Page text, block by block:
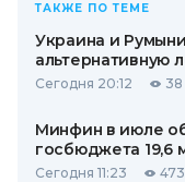
ТАКЖЕ ПО ТЕМЕ
Украина и
альтернативную
Сегодня 20:12 38
Минфин в июле
госбюджета 19,6
Сегодня 11:23 473